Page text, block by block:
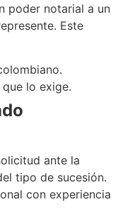
poder notarial a un
Este
lo exige.
ante la
tipo de sucesión.
con experiencia